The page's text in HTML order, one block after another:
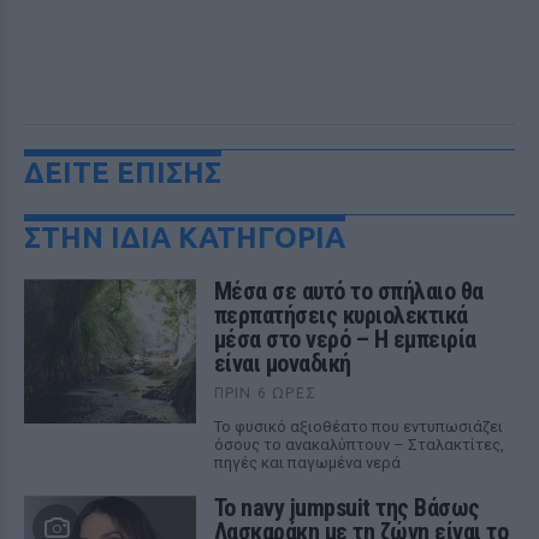
ΔΕΙΤΕ ΕΠΙΣΗΣ
ΣΤΗΝ ΙΔΙΑ ΚΑΤΗΓΟΡΙΑ
Μέσα σε αυτό το σπήλαιο θα
περπατήσεις κυριολεκτικά
μέσα στο νερό – Η εμπειρία
είναι μοναδική
ΠΡΙΝ 6 ΏΡΕΣ
Το φυσικό αξιοθέατο που εντυπωσιάζει
όσους το ανακαλύπτουν – Σταλακτίτες,
πηγές και παγωμένα νερά
Το navy jumpsuit της Βάσως
Λασκαράκη με τη ζώνη είναι το